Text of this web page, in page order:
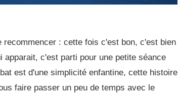
recommencer : cette fois c'est bon, c'est bien
apparait, c'est parti pour une petite séance
est d'une simplicité enfantine, cette histoire
faire passer un peu de temps avec le